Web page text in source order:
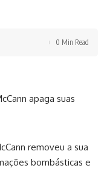
0 Min Read
removeu a sua
bombásticas e